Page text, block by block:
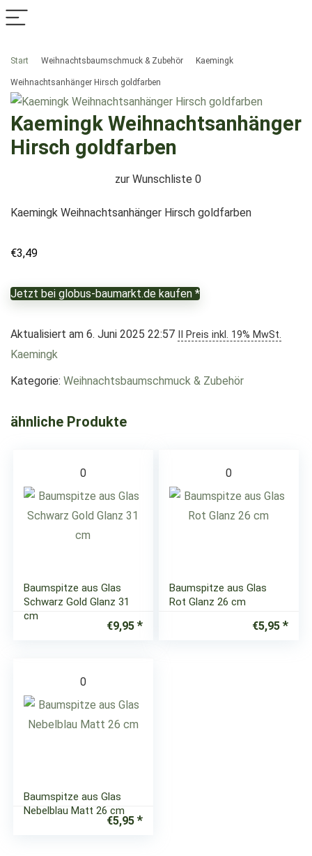
Start Weihnachtsbaumschmuck & Zubehör Kaemingk
Weihnachtsanhänger Hirsch goldfarben
Kaemingk Weihnachtsanhänger
Hirsch goldfarben
zur Wunschliste 0
Kaemingk Weihnachtsanhänger Hirsch goldfarben
€3,49
Jetzt bei globus-baumarkt.de kaufen *
Aktualisiert am 6. Juni 2025 22:57 II Preis inkl. 19% MwSt.
Kaemingk
Kategorie: Weihnachtsbaumschmuck & Zubehör
ähnliche Produkte
0
Baumspitze aus Glas
Schwarz Gold Glanz 31
cm
€9,95
0
Baumspitze aus Glas
Rot Glanz 26 cm
€5,95
0
Baumspitze aus Glas
Nebelblau Matt 26 cm
€5,95